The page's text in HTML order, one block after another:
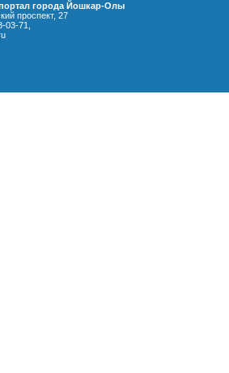
города Йошкар-Олы
проспект, 27
03-71,